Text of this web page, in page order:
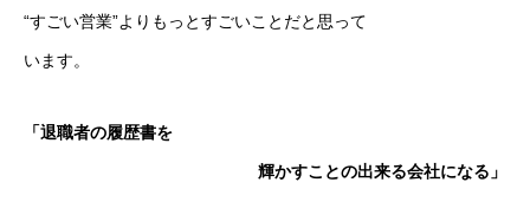
“すごい営業”よりもっとすごいことだと思って
います。
「退職者の履歴書を
輝かすことの出来る会社になる」